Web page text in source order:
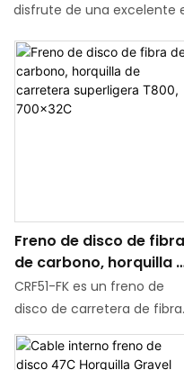
disfrute de una excelente
Freno de disco de fibra
de carbono, horquilla
carretera superligera
T800, 700x32C
CRF51-FK es un freno de
disco de carretera de fibra
de carbono superligero
horquilla delantera de eje